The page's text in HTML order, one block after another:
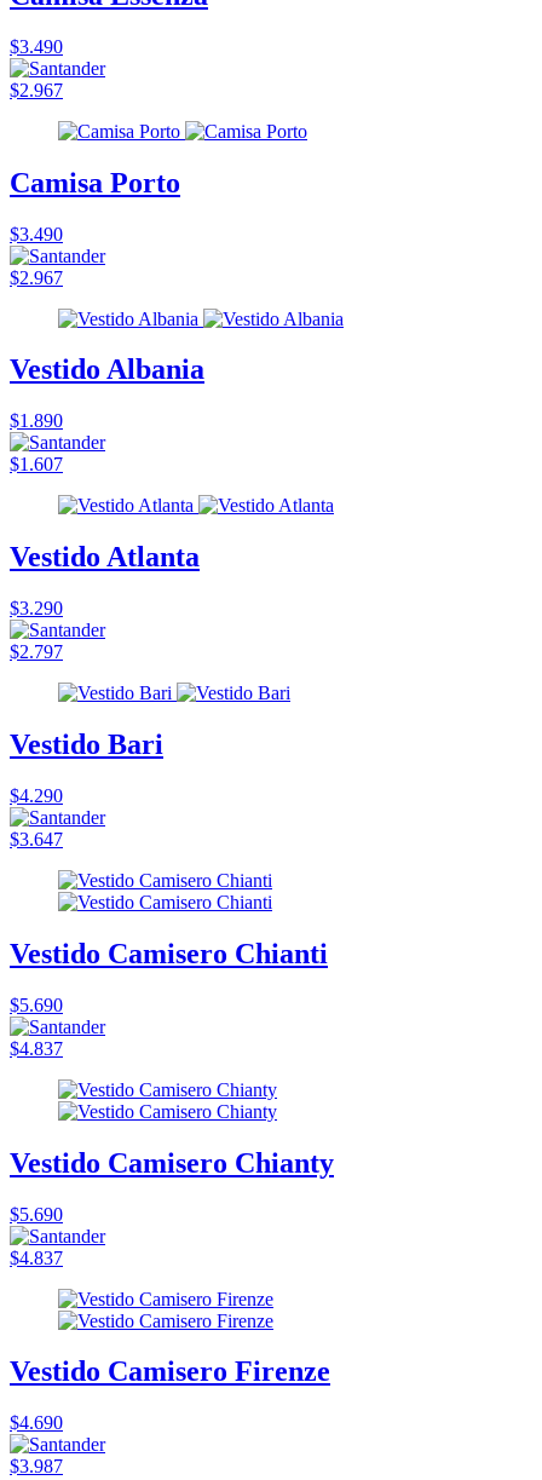
$3.490
$2.967
Camisa Porto
$3.490
$2.967
Vestido Albania
$1.890
$1.607
Vestido Atlanta
$3.290
$2.797
Vestido Bari
$4.290
$3.647
Vestido Camisero Chianti
$5.690
$4.837
Vestido Camisero Chianty
$5.690
$4.837
Vestido Camisero Firenze
$4.690
$3.987